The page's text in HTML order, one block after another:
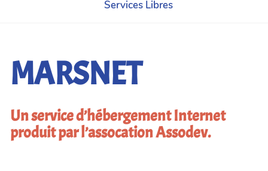
Services Libres
MARSNET
Un service d’hébergement Internet
produit par l’assocation Assodev.